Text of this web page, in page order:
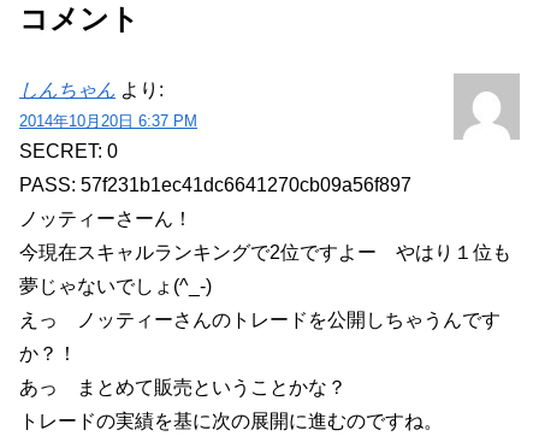
コメント
しんちゃん より:
2014年10月20日 6:37 PM
SECRET: 0
PASS: 57f231b1ec41dc6641270cb09a56f897
ノッティーさーん！
今現在スキャルランキングで2位ですよー やはり１位も
夢じゃないでしょ(^_-)
えっ ノッティーさんのトレードを公開しちゃうんです
か？！
あっ まとめて販売ということかな？
トレードの実績を基に次の展開に進むのですね。